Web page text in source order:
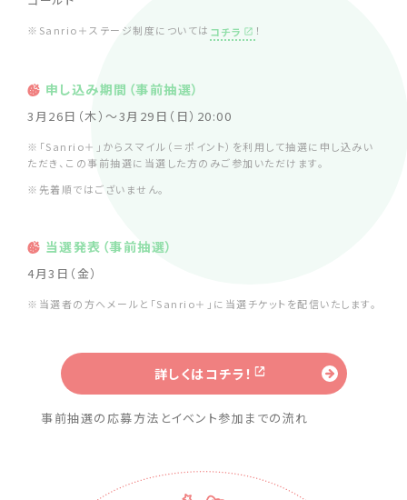
※Sanrio＋ステージ制度については コチラ ！
申し込み期間（事前抽選）
3月26日（木）～3月29日（日）20:00
※「Sanrio＋」からスマイル（＝ポイント）を利用して抽選に申し込みい
ただき、この事前抽選に当選した方のみご参加いただけます。
※先着順ではございません。
当選発表（事前抽選）
4月3日（金）
※当選者の方へメールと「Sanrio＋」に当選チケットを配信いたします。
詳しくはコチラ！
事前抽選の応募方法とイベント参加までの流れ